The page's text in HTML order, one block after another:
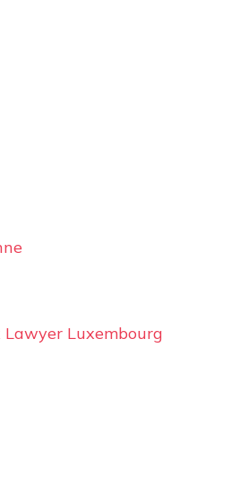
Lawyer Luxembourg